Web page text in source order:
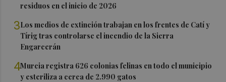
residuos en el inicio de 2026
3Los medios de extinción trabajan en los frentes de Catí y
Tírig tras controlarse el incendio de la Sierra
Engarcerán
4Murcia registra 626 colonias felinas en todo el municipio
y esteriliza a cerca de 2.990 gatos